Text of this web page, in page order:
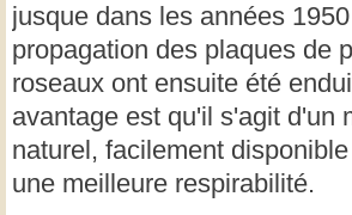
jusque dans les années
propagation des plaques de
roseaux ont ensuite été
avantage est qu'il s'agit d'un
naturel, facilement
une meilleure respirabilité.